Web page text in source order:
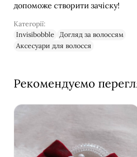
допоможе створити зачіску!
Категорії:
Invisibobble
Догляд за волоссям
Аксесуари для волосся
Рекомендуємо